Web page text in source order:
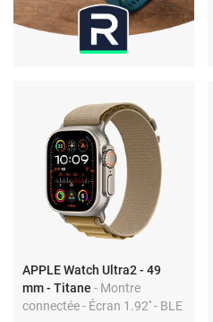
APPLE Watch Ultra2 - 49
mm - Titane - Montre
connectée - Écran 1.92'' - BLE